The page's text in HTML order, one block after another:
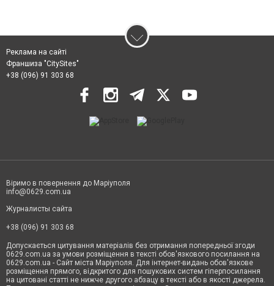
Реклама на сайті
Франшиза "CitySites"
+38 (096) 91 303 68
Віримо в повернення до Маріуполя
info@0629.com.ua
Журналисты сайта
+38 (096) 91 303 68
Допускається цитування матеріалів без отримання попередньої згоди
0629.com.ua за умови розміщення в тексті обов'язкового посилання на
0629.com.ua - Сайт міста Маріуполя. Для інтернет-видань обов'язкове
розміщення прямого, відкритого для пошукових систем гіперпосилання
на цитовані статті не нижче другого абзацу в тексті або в якості джерела.